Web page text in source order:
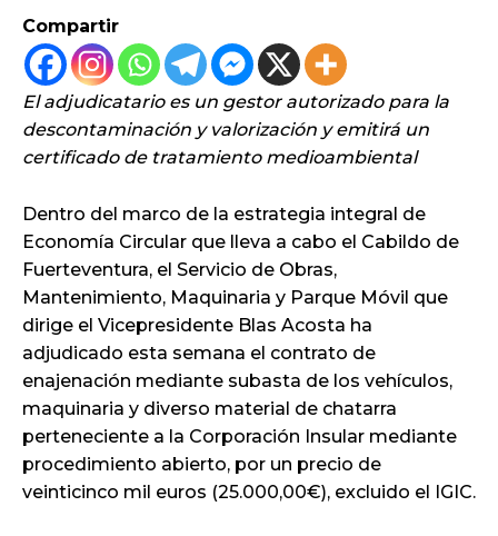
Compartir
El adjudicatario es un gestor autorizado para la
descontaminación y valorización y emitirá un
certificado de tratamiento medioambiental
Dentro del marco de la estrategia integral de
Economía Circular que lleva a cabo el Cabildo de
Fuerteventura, el Servicio de Obras,
Mantenimiento, Maquinaria y Parque Móvil que
dirige el Vicepresidente Blas Acosta ha
adjudicado esta semana el contrato de
enajenación mediante subasta de los vehículos,
maquinaria y diverso material de chatarra
perteneciente a la Corporación Insular mediante
procedimiento abierto, por un precio de
veinticinco mil euros (25.000,00€), excluido el IGIC.